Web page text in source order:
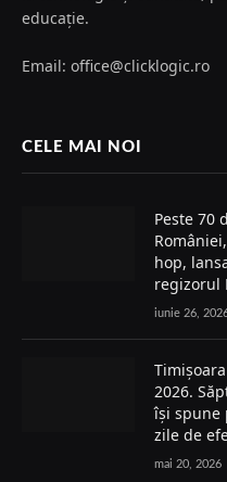
Email: office@clicklogic.ro
Peste 70
hop,
regizorul
iunie 26,
2026.
își spune
zile de
mai 20, 2026
Drumeții